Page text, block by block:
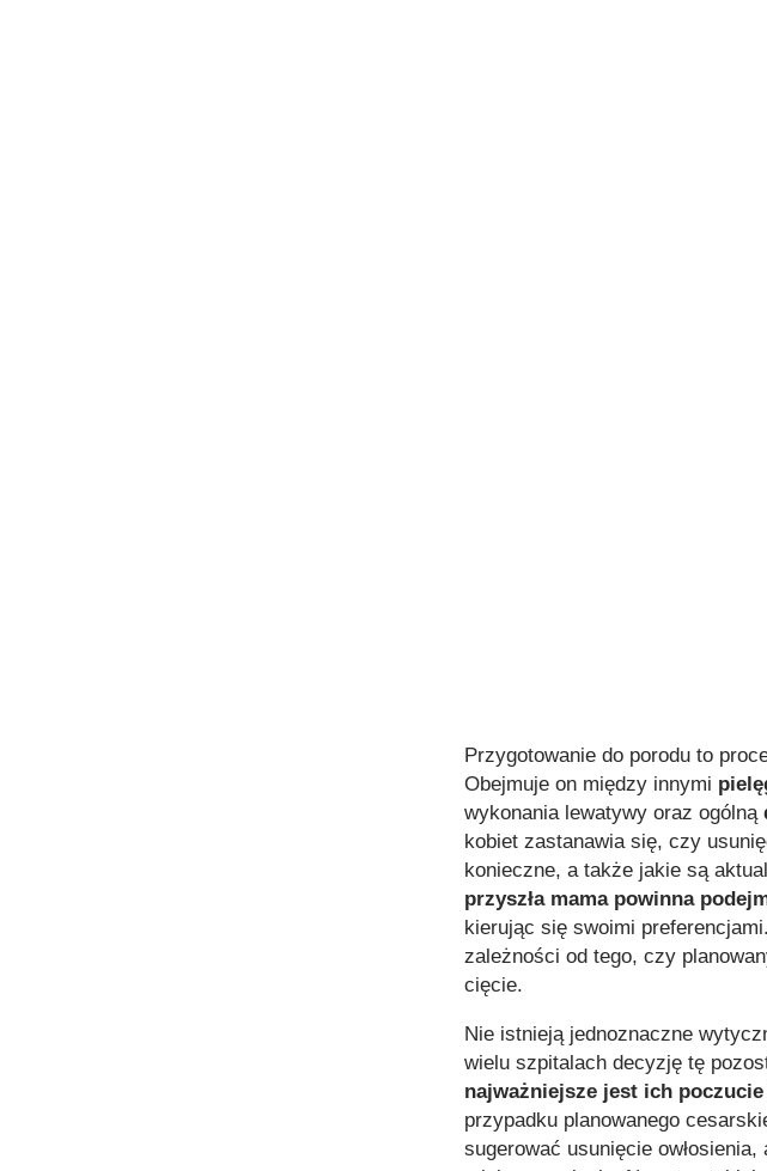
Przygotowanie do porodu to
Obejmuje on między innymi
wykonania lewatywy oraz ogólną
kobiet zastanawia się, czy
konieczne, a także jakie są
przyszła mama powinna
kierując się swoimi
zależności od tego, czy
cięcie.
Nie istnieją jednoznaczne
wielu szpitalach decyzję tę
najważniejsze jest ich
przypadku planowanego
sugerować usunięcie